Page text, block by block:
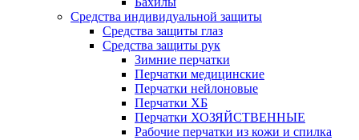
Средства индивидуальной защиты
Средства защиты глаз
Средства защиты рук
Зимние перчатки
Перчатки медицинские
Перчатки нейлоновые
Перчатки ХБ
Перчатки ХОЗЯЙСТВЕННЫЕ
Рабочие перчатки из кожи и спилка